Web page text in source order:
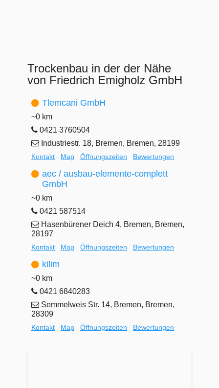
Trockenbau in der der Nähe
von Friedrich Emigholz GmbH
Tlemcani GmbH
~0 km
0421 3760504
Industriestr. 18, Bremen, Bremen, 28199
Kontakt Map Öffnungszeiten Bewertungen
aec / ausbau-elemente-complett
GmbH
~0 km
0421 587514
Hasenbürener Deich 4, Bremen, Bremen,
28197
Kontakt Map Öffnungszeiten Bewertungen
kilim
~0 km
0421 6840283
Semmelweis Str. 14, Bremen, Bremen,
28309
Kontakt Map Öffnungszeiten Bewertungen